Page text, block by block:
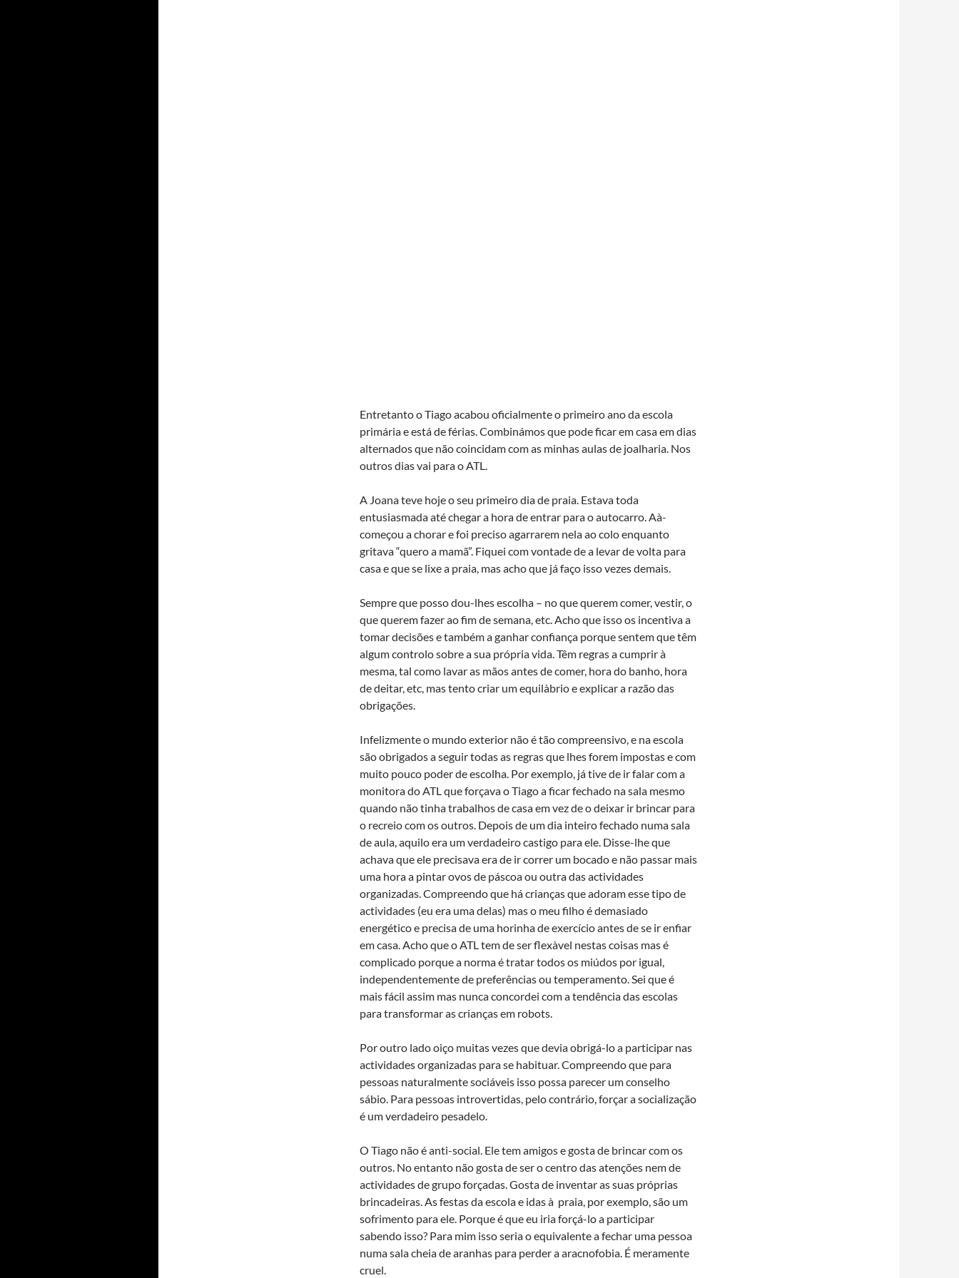
Entretanto o Tiago acabou oficialmente o primeiro ano da escola
primária e está de férias. Combinámos que pode ficar em casa em dias
alternados que não coincidam com as minhas aulas de joalharia. Nos
outros dias vai para o ATL.
A Joana teve hoje o seu primeiro dia de praia. Estava toda
entusiasmada até chegar a hora de entrar para o autocarro. Aà­
começou a chorar e foi preciso agarrarem nela ao colo enquanto
gritava “quero a mamã”. Fiquei com vontade de a levar de volta para
casa e que se lixe a praia, mas acho que já faço isso vezes demais.
Sempre que posso dou-lhes escolha – no que querem comer, vestir, o
que querem fazer ao fim de semana, etc. Acho que isso os incentiva a
tomar decisões e também a ganhar confiança porque sentem que têm
algum controlo sobre a sua própria vida. Têm regras a cumprir à
mesma, tal como lavar as mãos antes de comer, hora do banho, hora
de deitar, etc, mas tento criar um equilà­brio e explicar a razão das
obrigações.
Infelizmente o mundo exterior não é tão compreensivo, e na escola
são obrigados a seguir todas as regras que lhes forem impostas e com
muito pouco poder de escolha. Por exemplo, já tive de ir falar com a
monitora do ATL que forçava o Tiago a ficar fechado na sala mesmo
quando não tinha trabalhos de casa em vez de o deixar ir brincar para
o recreio com os outros. Depois de um dia inteiro fechado numa sala
de aula, aquilo era um verdadeiro castigo para ele. Disse-lhe que
achava que ele precisava era de ir correr um bocado e não passar mais
uma hora a pintar ovos de páscoa ou outra das actividades
organizadas. Compreendo que há crianças que adoram esse tipo de
actividades (eu era uma delas) mas o meu filho é demasiado
energético e precisa de uma horinha de exercí­cio antes de se ir enfiar
em casa. Acho que o ATL tem de ser flexà­vel nestas coisas mas é
complicado porque a norma é tratar todos os miúdos por igual,
independentemente de preferências ou temperamento. Sei que é
mais fácil assim mas nunca concordei com a tendência das escolas
para transformar as crianças em robots.
Por outro lado oiço muitas vezes que devia obrigá-lo a participar nas
actividades organizadas para se habituar. Compreendo que para
pessoas naturalmente sociáveis isso possa parecer um conselho
sábio. Para pessoas introvertidas, pelo contrário, forçar a socialização
é um verdadeiro pesadelo.
O Tiago não é anti-social. Ele tem amigos e gosta de brincar com os
outros. No entanto não gosta de ser o centro das atenções nem de
actividades de grupo forçadas. Gosta de inventar as suas próprias
brincadeiras. As festas da escola e idas à praia, por exemplo, são um
sofrimento para ele. Porque é que eu iria forçá-lo a participar
sabendo isso? Para mim isso seria o equivalente a fechar uma pessoa
numa sala cheia de aranhas para perder a aracnofobia. É meramente
cruel.